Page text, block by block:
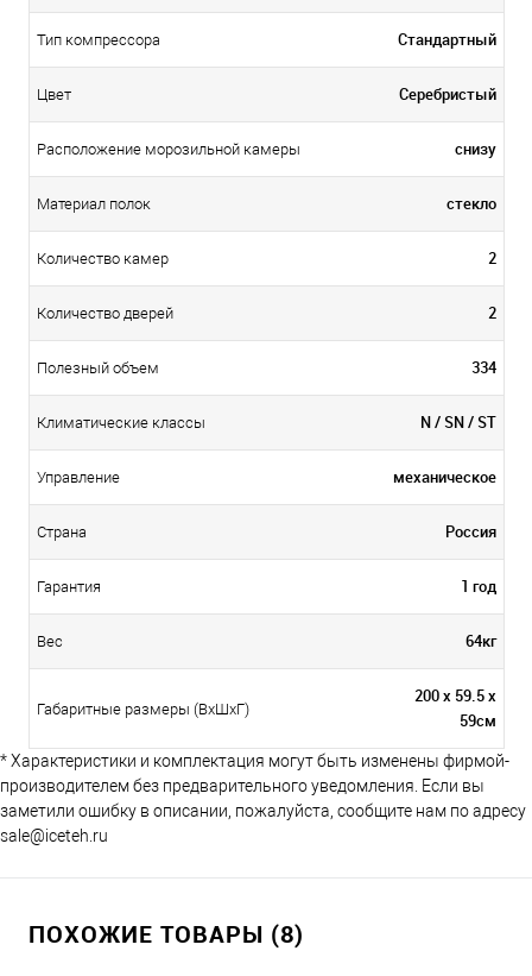
Тип компрессора Стандартный
Цвет Серебристый
Расположение морозильной камеры снизу
Материал полок стекло
Количество камер 2
Количество дверей 2
Полезный объем 334
Климатические классы N / SN / ST
Управление механическое
Страна Россия
Гарантия 1 год
Вес 64кг
Габаритные размеры (ВхШхГ)
200 х 59.5 х
59см
* Характеристики и комплектация могут быть изменены фирмой-
производителем без предварительного уведомления. Если вы
заметили ошибку в описании, пожалуйста, сообщите нам по адресу
sale@iceteh.ru
ПОХОЖИЕ ТОВАРЫ (8)